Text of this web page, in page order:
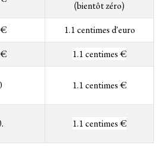
(bientôt zéro)
1.1 centimes d'euro
1.1 centimes €
1.1 centimes €
1.1 centimes €